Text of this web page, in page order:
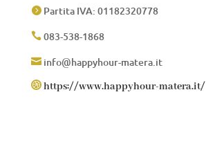
Partita IVA: 01182320778
083-538-1868
info@happyhour-matera.it
 https://www.happyhour-matera.it/